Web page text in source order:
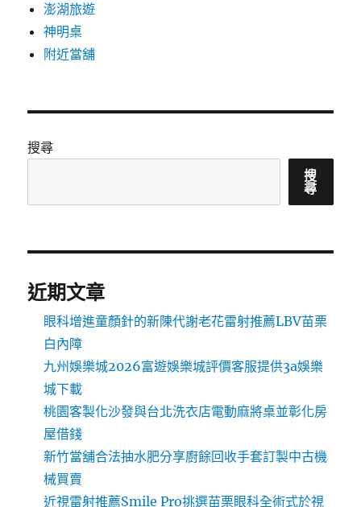
澎湖旅遊
神明桌
附近當舖
搜尋
搜
尋
近期文章
眼科增進童顏針的新陳代謝老花雷射推薦LBV苗栗
白內障
九州娛樂城2026富遊娛樂城評價客服提供3a娛樂
城下載
桃園客製化沙發與台北洗衣店電動麻將桌並彰化房
屋借錢
新竹當舖合法抽水肥分享廚餘回收手套訂製中古機
械買賣
近視雷射推薦Smile Pro挑選苗栗眼科全術式於視